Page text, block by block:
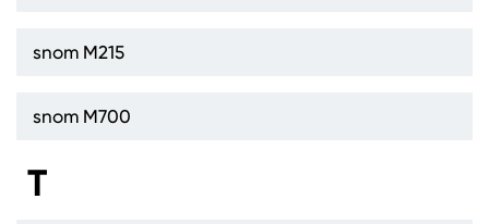
snom M215
snom M700
T